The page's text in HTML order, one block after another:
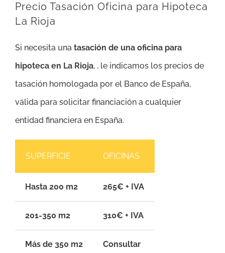
Precio Tasación Oficina para Hipoteca
La Rioja
Si necesita una tasación de una oficina para
hipoteca en La Rioja, , le indicamos los precios de
tasación homologada por el Banco de España,
válida para solicitar financiación a cualquier
entidad financiera en España.
SUPERFICIE OFICINAS
Hasta 200 m2 265€ + IVA
201-350 m2 310€ + IVA
Más de 350 m2 Consultar